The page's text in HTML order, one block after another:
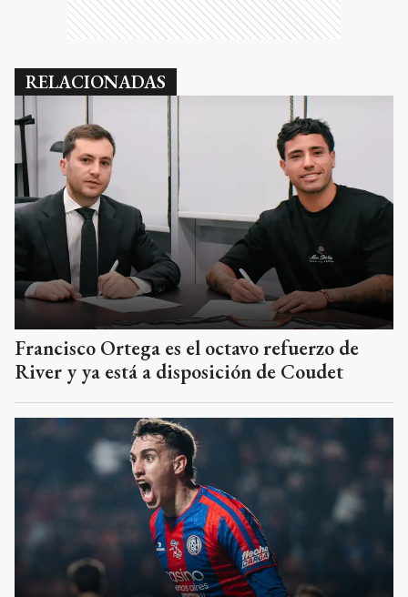
RELACIONADAS
Francisco Ortega es el octavo refuerzo de
River y ya está a disposición de Coudet